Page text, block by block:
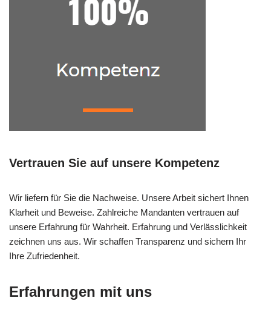
Vertrauen Sie auf unsere Kompetenz
Wir liefern für Sie die Nachweise. Unsere Arbeit sichert Ihnen
Klarheit und Beweise. Zahlreiche Mandanten vertrauen auf
unsere Erfahrung für Wahrheit. Erfahrung und Verlässlichkeit
zeichnen uns aus. Wir schaffen Transparenz und sichern Ihr
Ihre Zufriedenheit.
Erfahrungen mit uns